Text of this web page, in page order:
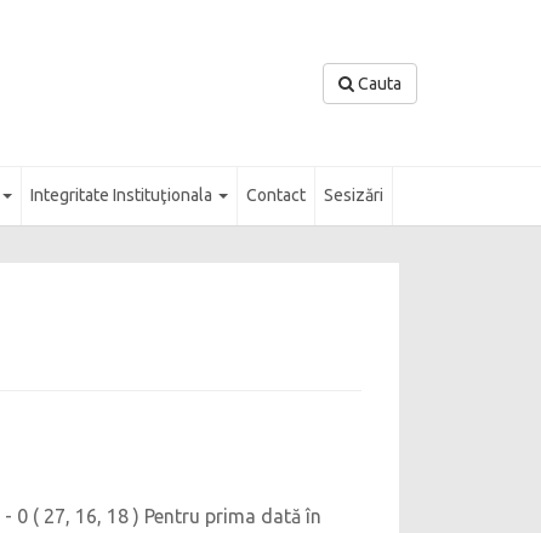
Cauta
Integritate Instituţionala Contact Sesizări
0 ( 27, 16, 18 ) Pentru prima dată în